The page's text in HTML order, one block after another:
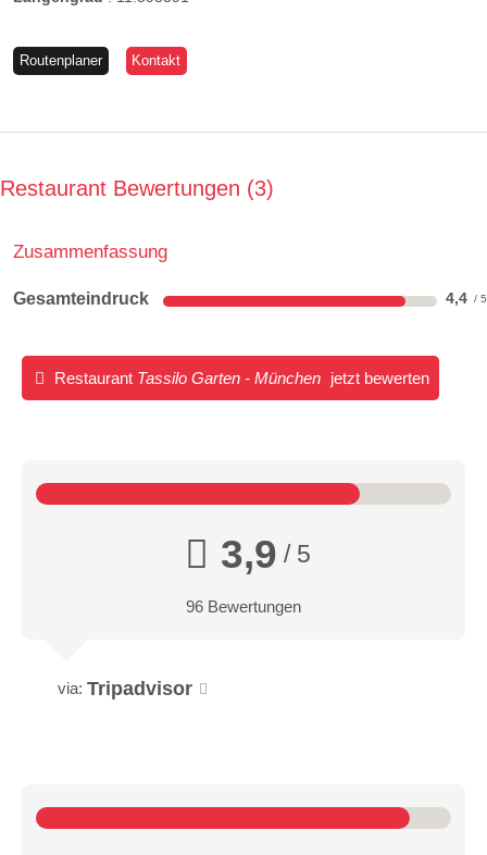
Routenplaner Kontakt
Restaurant Bewertungen 3
Zusammenfassung
Gesamteindruck 4,4
Restaurant Tassilo Garten - München jetzt bewerten
3,9 / 5
96 Bewertungen
via: Tripadvisor